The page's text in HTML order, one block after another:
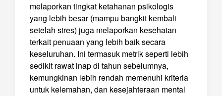
melaporkan tingkat ketahanan psikologis
yang lebih besar (mampu bangkit kembali
setelah stres) juga melaporkan kesehatan
terkait penuaan yang lebih baik secara
keseluruhan. Ini termasuk metrik seperti lebih
sedikit rawat inap di tahun sebelumnya,
kemungkinan lebih rendah memenuhi kriteria
untuk kelemahan, dan kesejahteraan mental